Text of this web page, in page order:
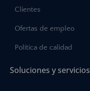
Clientes
Ofertas de empleo
Política de calidad
Soluciones y servicios